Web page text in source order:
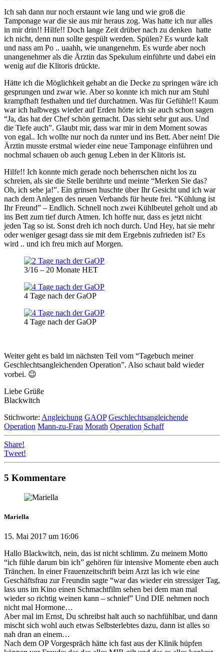
Ich sah dann nur noch erstaunt wie lang und wie groß die
Tamponage war die sie aus mir heraus zog. Was hatte ich nur alles
in mir drin!! Hilfe!! Doch lange Zeit drüber nach zu denken hatte
ich nicht, denn nun sollte gespült werden. Spülen? Es wurde kalt
und nass am Po .. uaahh, wie unangenehm. Es wurde aber noch
unangenehmer als die Ärztin das Spekulum einführte und dabei ein
wenig auf die Klitoris drückte.
Hätte ich die Möglichkeit gehabt an die Decke zu springen wäre ich
gesprungen und zwar wie. Aber so konnte ich mich nur am Stuhl
krampfhaft festhalten und tief durchatmen. Was für Gefühle!! Kaum
war ich halbwegs wieder auf Erden hörte ich sie auch schon sagen
“Ja, das hat der Chef schön gemacht. Das sieht sehr gut aus. Und
die Tiefe auch”. Glaubt mir, dass war mir in dem Moment sowas
von egal.. Ich wollte nur noch da runter und ins Bett. Aber nein! Die
Ärztin musste erstmal wieder eine neue Tamponage einführen und
nochmal schauen ob auch genug Leben in der Klitoris ist.
Hilfe!! Ich konnte mich gerade noch beherrschen nicht los zu
schreien, als sie die Stelle berührte und meinte “Merken Sie das?
Oh, ich sehe ja!”. Ein grinsen huschte über Ihr Gesicht und ich war
nach dem Anlegen des neuen Verbands für heute frei. “Kühlung ist
Ihr Freund” – Endlich. Schnell noch zwei Kühlbeutel geholt und ab
ins Bett zum tief durch Atmen. Ich hoffe nur, dass es jetzt nicht
jeden Tag so ist. Sonst dreh ich noch durch. Und Hey, hat sie mehr
oder weniger gesagt dass sie mit dem Ergebnis zufrieden ist? Es
wird .. und ich freu mich auf Morgen.
3/16 – 20 Monate HET
4 Tage nach der GaOP
4 Tage nach der GaOP
Weiter geht es bald im nächsten Teil vom “Tagebuch meiner
Geschlechtsangleichenden Operation”. Also schaut bald wieder
vorbei. 😉
Liebe Grüße
Blackwitch
Stichworte: Angleichung GAOP Geschlechtsangleichende
Operation Mann-zu-Frau Morath Operation Schaff
Share!
Tweet!
5 Kommentare
Mariella
15. Mai 2017 um 16:06
Hallo Blackwitch, nein, das ist nicht schlimm. Zu meinem Motto
“ich fühle darum bin ich” gehören für intensive Momente eben auch
Tränchen. In einer Frauenzeitschrift beim Arzt las ich wie eine
Geschäftsfrau zur Freundin sagte “war das wieder ein stressiger Tag,
lass uns im Kino einen Schmachtfilm sehen bei dem man mal
wieder so richtig weinen kann – schnief” Und DIE nehmen noch
nicht mal Hormone…
Aber mal im Ernst, Du schreibst halt auch so nachfühlbar, und dann
mischt sich wohl auch etwas Selbsterlebtes dazu, dann ist alles so
nah dran an einem…
Nach dem OP Vorgespräch hätte ich fast aus der Klinik hüpfen